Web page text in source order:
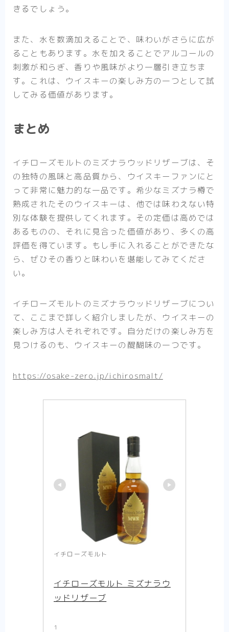
きるでしょう。
また、水を数滴加えることで、味わいがさらに広が
ることもあります。水を加えることでアルコールの
刺激が和らぎ、香りや風味がより一層引き立ちま
す。これは、ウイスキーの楽しみ方の一つとして試
してみる価値があります。
まとめ
イチローズモルトのミズナラウッドリザーブは、そ
の独特の風味と高品質から、ウイスキーファンにと
って非常に魅力的な一品です。希少なミズナラ樽で
熟成されたそのウイスキーは、他では味わえない特
別な体験を提供してくれます。その定価は高めでは
あるものの、それに見合った価値があり、多くの高
評価を得ています。もし手に入れることができたな
ら、ぜひその香りと味わいを堪能してみてくださ
い。
イチローズモルトのミズナラウッドリザーブについ
て、ここまで詳しく紹介しましたが、ウイスキーの
楽しみ方は人それぞれです。自分だけの楽しみ方を
見つけるのも、ウイスキーの醍醐味の一つです。
https://osake-zero.jp/ichirosmalt/
イチローズモルト
イチローズモルト ミズナラウ
ッドリザーブ
1